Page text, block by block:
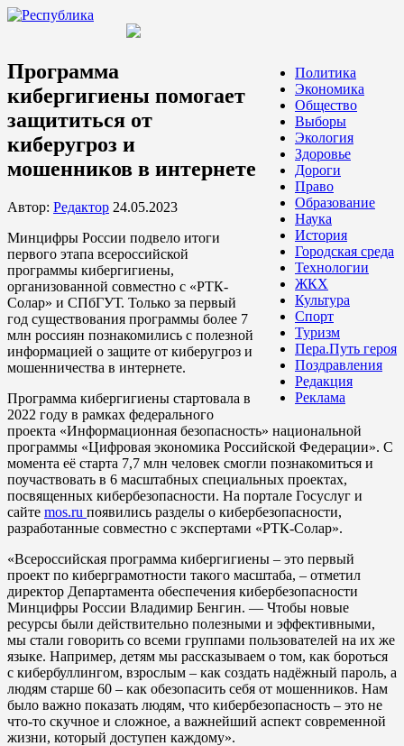
Политика
Экономика
Общество
Выборы
Экология
Здоровье
Дороги
Право
Образование
Наука
История
Городская среда
Технологии
ЖКХ
Культура
Спорт
Туризм
Пера.Путь героя
Поздравления
Редакция
Реклама
Программа
кибергигиены помогает
защититься от
киберугроз и
мошенников в интернете
Автор: Редактор 24.05.2023
Минцифры России подвело итоги
первого этапа всероссийской
программы кибергигиены,
организованной совместно с «РТК-
Солар» и СПбГУТ. Только за первый
год существования программы более 7
млн россиян познакомились с полезной
информацией о защите от киберугроз и
мошенничества в интернете.
Программа кибергигиены стартовала в
2022 году в рамках федерального
проекта «Информационная безопасность» национальной
программы «Цифровая экономика Российской Федерации». С
момента её старта 7,7 млн человек смогли познакомиться и
поучаствовать в 6 масштабных специальных проектах,
посвященных кибербезопасности. На портале Госуслуг и
сайте mos.ru появились разделы о кибербезопасности,
разработанные совместно с экспертами «РТК-Солар».
«Всероссийская программа кибергигиены – это первый
проект по киберграмотности такого масштаба, – отметил
директор Департамента обеспечения кибербезопасности
Минцифры России Владимир Бенгин. — Чтобы новые
ресурсы были действительно полезными и эффективными,
мы стали говорить со всеми группами пользователей на их же
языке. Например, детям мы рассказываем о том, как бороться
с кибербуллингом, взрослым – как создать надёжный пароль, а
людям старше 60 – как обезопасить себя от мошенников. Нам
было важно показать людям, что кибербезопасность – это не
что-то скучное и сложное, а важнейший аспект современной
жизни, который доступен каждому».